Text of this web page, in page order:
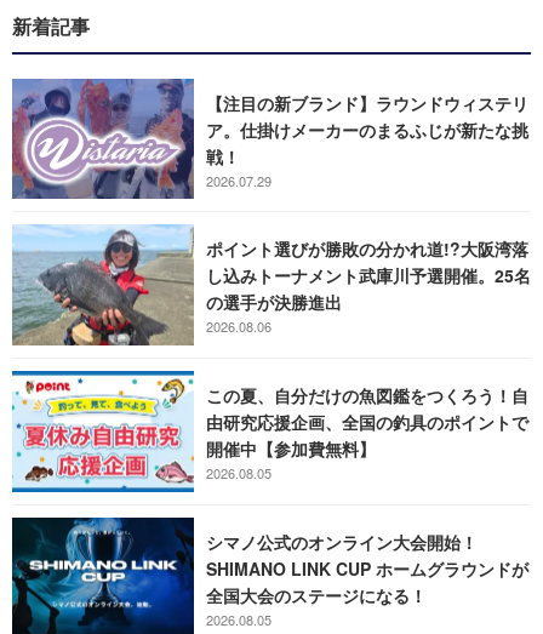
新着記事
【注目の新ブランド】ラウンドウィステリ
ア。仕掛けメーカーのまるふじが新たな挑
戦！
2026.07.29
ポイント選びが勝敗の分かれ道!?大阪湾落
し込みトーナメント武庫川予選開催。25名
の選手が決勝進出
2026.08.06
この夏、自分だけの魚図鑑をつくろう！自
由研究応援企画、全国の釣具のポイントで
開催中【参加費無料】
2026.08.05
シマノ公式のオンライン大会開始！
SHIMANO LINK CUP ホームグラウンドが
全国大会のステージになる！
2026.08.05